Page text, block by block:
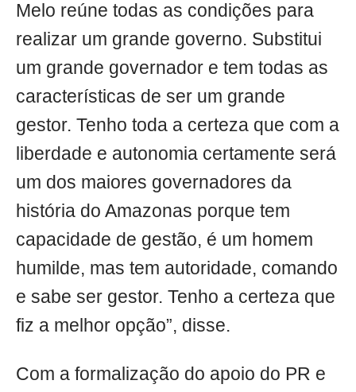
Melo reúne todas as condições para
realizar um grande governo. Substitui
um grande governador e tem todas as
características de ser um grande
gestor. Tenho toda a certeza que com a
liberdade e autonomia certamente será
um dos maiores governadores da
história do Amazonas porque tem
capacidade de gestão, é um homem
humilde, mas tem autoridade, comando
e sabe ser gestor. Tenho a certeza que
fiz a melhor opção”, disse.
Com a formalização do apoio do PR e